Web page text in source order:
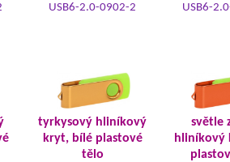
USB6-2.0-0902-2 USB6-
tyrkysový hliníkový
kryt, bílé plastové
tělo
světle
hliníkový